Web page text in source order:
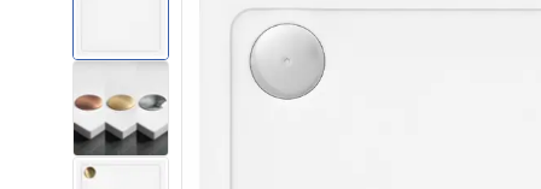
Drzwi prysznicowe
Brodziki prysznicowe